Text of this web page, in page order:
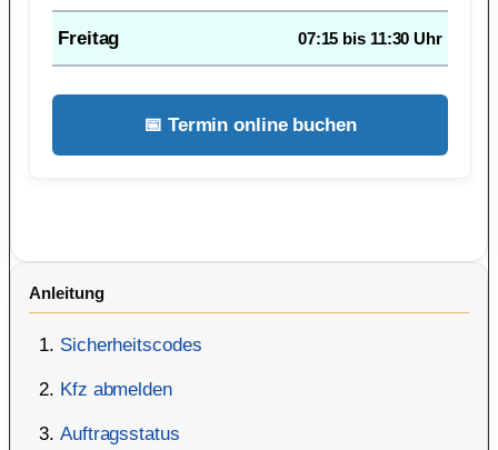
Anleitung
Sicherheitscodes
Kfz abmelden
Auftragsstatus
Freitag 07:15 bis 11:30 Uhr
📅 Termin online buchen